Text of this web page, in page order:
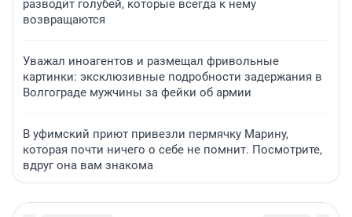
разводит голубей, которые всегда к нему
возвращаются
Уважал иноагентов и размещал фривольные
картинки: эксклюзивные подробности задержания в
Волгограде мужчины за фейки об армии
В уфимский приют привезли пермячку Марину,
которая почти ничего о себе не помнит. Посмотрите,
вдруг она вам знакома